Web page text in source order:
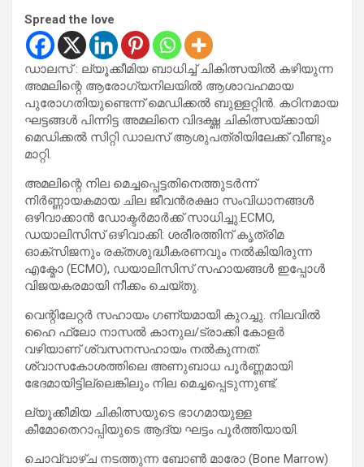
Spread the love
ഡാലസ് : ല്യൂക്കീമിയ ബാധിച്ച് ചികിത്സയിൽ കഴിയുന്ന
അമലിന്റെ ആരോഗ്യനിലയിൽ ആശാവഹമായ
പുരോഗതിയുണ്ടെന്ന് മെഡിക്കൽ ബുള്ളറ്റിൻ. കഠിനമായ
ഘട്ടങ്ങൾ പിന്നിട്ട അമലിനെ വിദഗ്ദ്ധ ചികിത്സയ്ക്കായി
മെഡിക്കൽ സിറ്റി ഡാലസ് ആശുപത്രിയിലേക്ക് വീണ്ടും
മാറ്റി.
അമലിന്റെ നില മെച്ചപ്പെട്ടതിനെത്തുടർന്ന്
നിർണ്ണായകമായ ചില ജീവൻരക്ഷാ സംവിധാനങ്ങൾ
ഒഴിവാക്കാൻ ഡോക്ടർമാർക്ക് സാധിച്ചു.ECMO,
ഡയാലിസിസ് ഒഴിവാക്കി: ശരീരത്തിന് കൃത്രിമ
ഓക്സിജനും രക്തശുദ്ധീകരണവും നൽകിയിരുന്ന
എക്മോ (ECMO), ഡയാലിസിസ് സഹായങ്ങൾ ഇപ്പോൾ
വിജയകരമായി നീക്കം ചെയ്തു.
വെന്റിലേറ്റർ സഹായം ഗണ്യമായി കുറച്ചു. നിലവിൽ
ഹൈ ഫ്ലോ നാസൽ കാനുല/ട്രാക്കി കോളർ
വഴിയാണ് ശ്വസനസഹായം നൽകുന്നത്.
ശ്വാസകോശത്തിലെ അണുബാധ പൂർണ്ണമായി
ഭേദമായിട്ടില്ലെങ്കിലും നില മെച്ചപ്പെടുന്നുണ്ട്.
ല്യൂക്കീമിയ ചികിത്സയുടെ ഭാഗമായുള്ള
കീമോതെറാപ്പിയുടെ ആദ്യ ഘട്ടം പൂർത്തിയായി.
ചൊവ്വാഴ്ച നടത്തുന്ന ബോൺ മാരോ (Bone Marrow)